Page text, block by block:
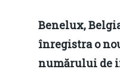
Benelux,
înregistra o
numărului de